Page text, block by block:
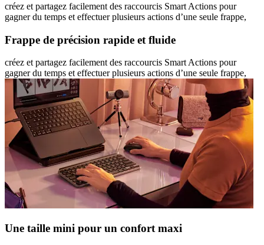
créez et partagez facilement des raccourcis Smart Actions pour
gagner du temps et effectuer plusieurs actions d’une seule frappe,
Frappe de précision rapide et fluide
créez et partagez facilement des raccourcis Smart Actions pour
gagner du temps et effectuer plusieurs actions d’une seule frappe,
Une taille mini pour un confort maxi